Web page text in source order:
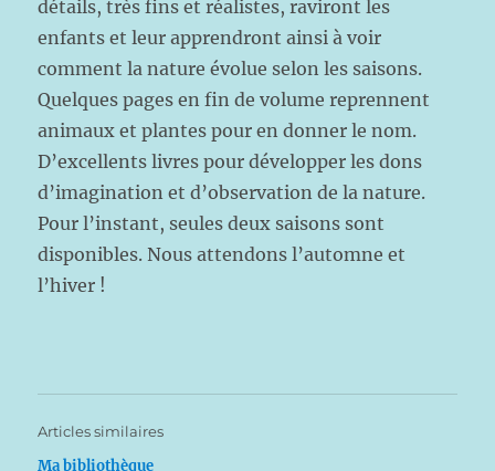
détails, très fins et réalistes, raviront les
enfants et leur apprendront ainsi à voir
comment la nature évolue selon les saisons.
Quelques pages en fin de volume reprennent
animaux et plantes pour en donner le nom.
D’excellents livres pour développer les dons
d’imagination et d’observation de la nature.
Pour l’instant, seules deux saisons sont
disponibles. Nous attendons l’automne et
l’hiver !
Articles similaires
Ma bibliothèque